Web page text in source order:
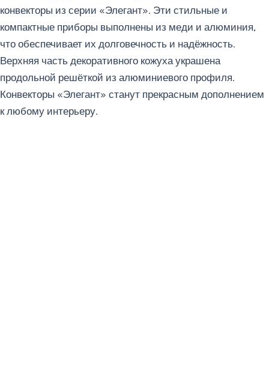
конвекторы из серии «Элегант». Эти стильные и
компактные приборы выполнены из меди и алюминия,
что обеспечивает их долговечность и надёжность.
Верхняя часть декоративного кожуха украшена
продольной решёткой из алюминиевого профиля.
Конвекторы «Элегант» станут прекрасным дополнением
к любому интерьеру.